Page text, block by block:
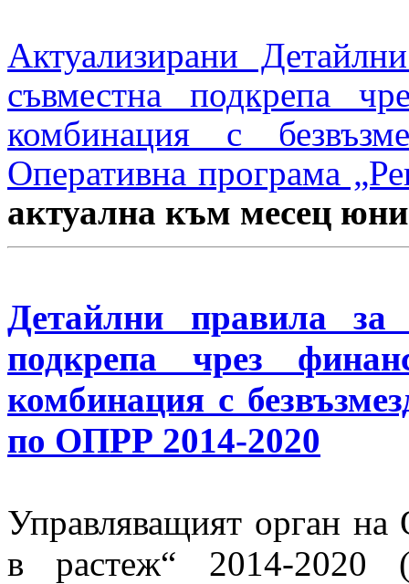
Актуализирани
съвместна подкрепа
комбинация с
Оперативна програма
актуална към месец юни
Детайлни правила за
подкрепа чрез
комбинация с
по ОПРР 2014-2020
Управляващият орган на
в растеж“ 2014-